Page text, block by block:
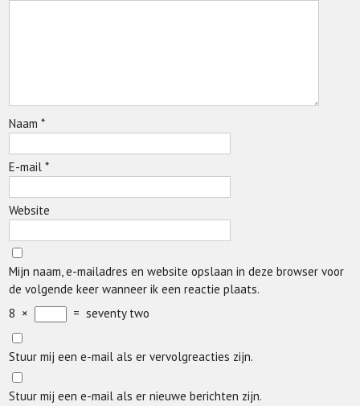
Naam*
E-mail*
Website
Mijn naam, e-mailadres en website opslaan in deze browser voor
de volgende keer wanneer ik een reactie plaats.
8 × = seventy two
Stuur mij een e-mail als er vervolgreacties zijn.
Stuur mij een e-mail als er nieuwe berichten zijn.